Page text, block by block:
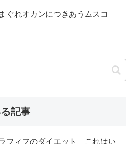
ぐれオカンにつきあうムスコ
記事
フィフのダイエット これはい